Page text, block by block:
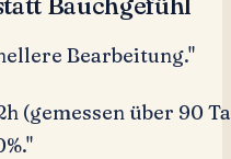
Bearbeitung."
(gemessen über 90